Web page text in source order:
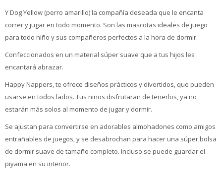
Y Dog Yellow (perro amarillo) la compañía deseada que le encanta
correr y jugar en todo momento. Son las mascotas ideales de juego
para todo niño y sus compañeros perfectos a la hora de dormir.
Confeccionados en un material súper suave que a tus hijos les
encantará abrazar.
Happy Nappers, te ofrece diseños prácticos y divertidos, que pueden
usarse en todos lados. Tus niños disfrutaran de tenerlos, ya no
estarán más solos al momento de jugar y dormir.
Se ajustan para convertirse en adorables almohadones como amigos
entrañables de juegos, y se desabrochan para hacer una súper bolsa
de dormir suave de tamaño completo. Incluso se puede guardar el
piyama en su interior.